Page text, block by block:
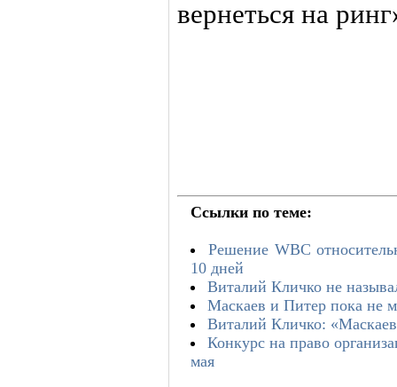
вернеться на
Ссылки по теме:
Решение WBC
10 дней
Виталий Кличко не
Маскаев и Питер пока не
Виталий Кличко:
Конкурс на право
мая